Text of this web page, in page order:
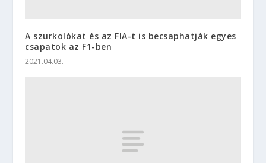
A szurkolókat és az FIA-t is becsaphatják egyes
csapatok az F1-ben
2021.04.03.